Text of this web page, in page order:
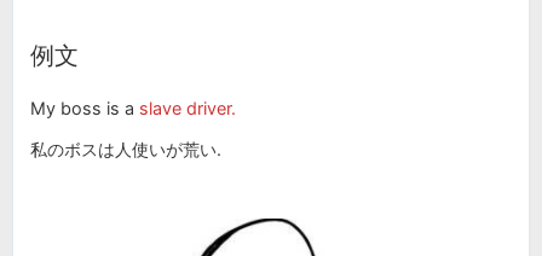
例文
My boss is a slave driver.
私のボスは人使いが荒い.